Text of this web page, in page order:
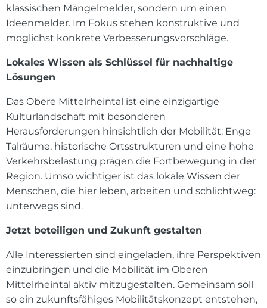
klassischen Mängelmelder, sondern um einen
Ideenmelder. Im Fokus stehen konstruktive und
möglichst konkrete Verbesserungsvorschläge.
Lokales Wissen als Schlüssel für nachhaltige
Lösungen
Das Obere Mittelrheintal ist eine einzigartige
Kulturlandschaft mit besonderen
Herausforderungen hinsichtlich der Mobilität: Enge
Talräume, historische Ortsstrukturen und eine hohe
Verkehrsbelastung prägen die Fortbewegung in der
Region. Umso wichtiger ist das lokale Wissen der
Menschen, die hier leben, arbeiten und schlichtweg:
unterwegs sind.
Jetzt beteiligen und Zukunft gestalten
Alle Interessierten sind eingeladen, ihre Perspektiven
einzubringen und die Mobilität im Oberen
Mittelrheintal aktiv mitzugestalten. Gemeinsam soll
so ein zukunftsfähiges Mobilitätskonzept entstehen,